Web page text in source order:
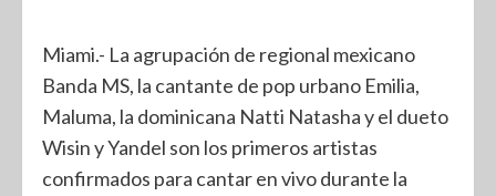
Miami.- La agrupación de regional mexicano
Banda MS, la cantante de pop urbano Emilia,
Maluma, la dominicana Natti Natasha y el dueto
Wisin y Yandel son los primeros artistas
confirmados para cantar en vivo durante la